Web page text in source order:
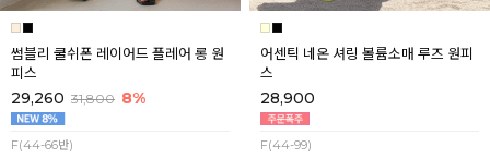
썸블리 쿨쉬폰 레이어드 플레어 롱 원
피스
29,260 31,800 8%
F(44-66반)
어센틱 네온 셔링 볼륨소매 루즈 원피
스
28,900
F(44-99)